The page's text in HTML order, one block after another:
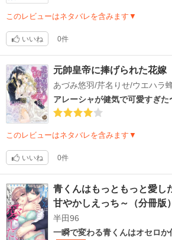
このレビューはネタバレを含みます▼
いいね 0件
元帥皇帝に捧げられた花嫁
あづみ悠羽/芹名りせ/ウエハラ
アレーシャが健気で可愛すぎた
このレビューはネタバレを含みます▼
いいね 0件
青くんはもっともっと愛し
甘やかしえっち～（分冊版）
半田96
一瞬で変わる青くんはオセロか